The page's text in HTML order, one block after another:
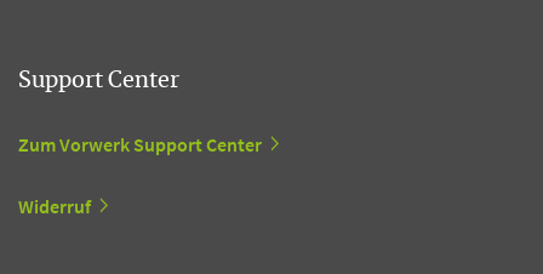
Support Center
Zum Vorwerk Support Center
Widerruf